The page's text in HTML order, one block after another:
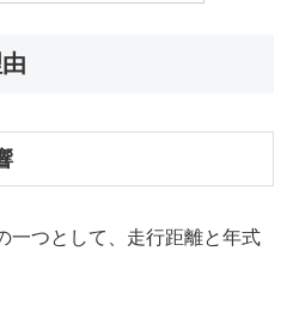
一つとして、走行距離と年式